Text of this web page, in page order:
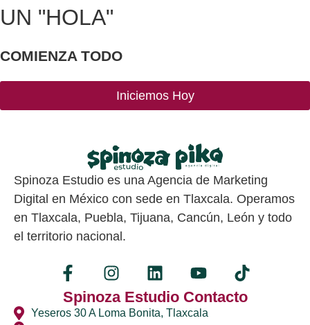
UN "HOLA"
COMIENZA TODO
Iniciemos Hoy
Spinoza Estudio es una Agencia de Marketing
Digital en México con sede en Tlaxcala. Operamos
en Tlaxcala, Puebla, Tijuana, Cancún, León y todo
el territorio nacional.
Spinoza Estudio Contacto
Yeseros 30 A Loma Bonita, Tlaxcala